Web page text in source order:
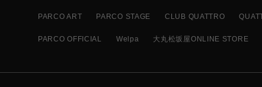
PARCO ART PARCO STAGE CLUB QUATTRO
PARCO OFFICIAL Welpa 大丸松坂屋ONLINE STORE